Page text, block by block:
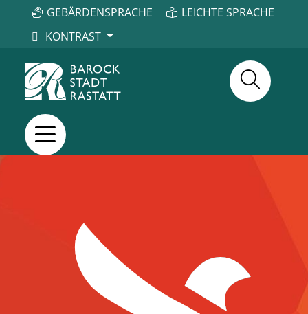
GEBÄRDENSPRACHE
LEICHTE SPRACHE
KONTRAST